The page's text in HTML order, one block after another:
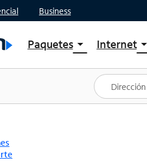
Business
Paquetesarrow_drop_down
Ver paquetes
Spectrum One
Mejores ofertas
Internetarrow_drop_down
Planes